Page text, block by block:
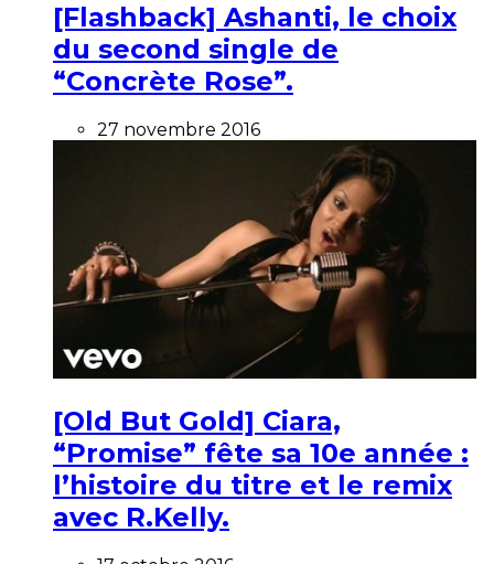
[Flashback] Ashanti, le choix
du second single de
“Concrète Rose”.
27 novembre 2016
[Old But Gold] Ciara,
“Promise” fête sa 10e année :
l’histoire du titre et le remix
avec R.Kelly.